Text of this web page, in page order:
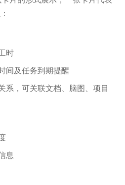
时
间及任务到期提醒
系，可关联文档、脑图、项目
息